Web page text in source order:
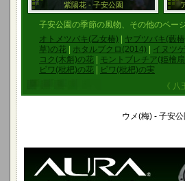
紫陽花 - 子安公園
子安公園の季節の風物、その他のペー
オトメツバキ(乙女椿)
ヤブツバキ(藪
草)の花
ホタルブクロ(2014) イヌツ
コク(木斛)の花
モントブレチア(姫檜
ビワ(枇杷)の花
ビワ(枇杷)の実
《
ウメ(梅) - 子安公